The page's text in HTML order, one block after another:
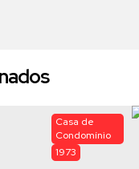
1973
Casa de
Condomínio